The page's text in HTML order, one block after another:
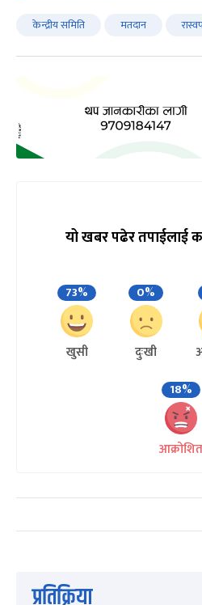
केन्द्रीय समिति मतदान
यो खबर पढेर तपाईलाई
73%
खुसी
0%
दुःखी
18%
आक्रोशित
प्रतिक्रिया